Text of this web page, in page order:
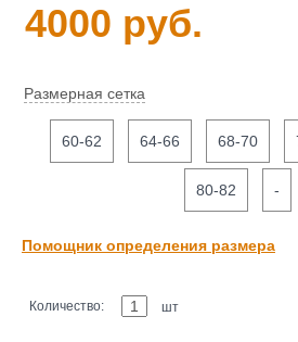
4000 руб.
Размерная сетка
60-62 64-66 68-70
80-82 -
Помощник определения размера
Количество: шт